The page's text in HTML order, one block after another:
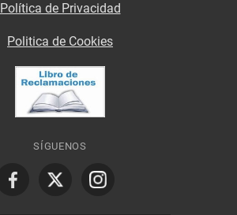
Política de Privacidad
Politica de Cookies
SÍGUENOS